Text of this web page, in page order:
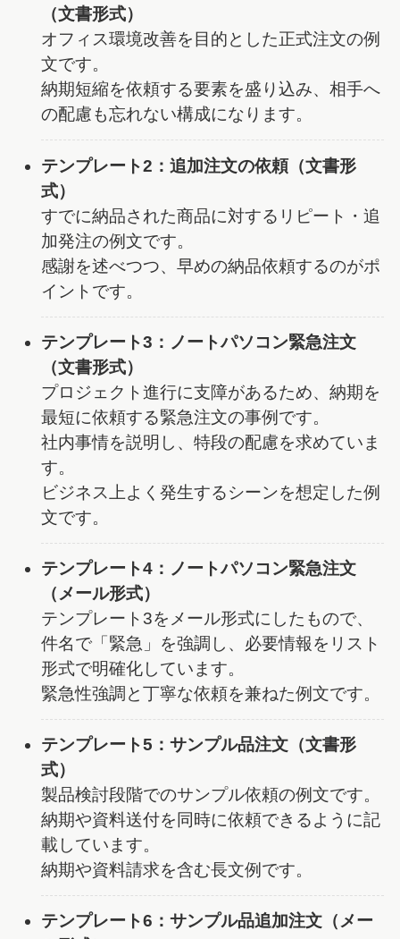
（文書形式）
オフィス環境改善を目的とした正式注文の例
文です。
納期短縮を依頼する要素を盛り込み、相手へ
の配慮も忘れない構成になります。
テンプレート2：追加注文の依頼（文書形
式）
すでに納品された商品に対するリピート・追
加発注の例文です。
感謝を述べつつ、早めの納品依頼するのがポ
イントです。
テンプレート3：ノートパソコン緊急注文
（文書形式）
プロジェクト進行に支障があるため、納期を
最短に依頼する緊急注文の事例です。
社内事情を説明し、特段の配慮を求めていま
す。
ビジネス上よく発生するシーンを想定した例
文です。
テンプレート4：ノートパソコン緊急注文
（メール形式）
テンプレート3をメール形式にしたもので、
件名で「緊急」を強調し、必要情報をリスト
形式で明確化しています。
緊急性強調と丁寧な依頼を兼ねた例文です。
テンプレート5：サンプル品注文（文書形
式）
製品検討段階でのサンプル依頼の例文です。
納期や資料送付を同時に依頼できるように記
載しています。
納期や資料請求を含む長文例です。
テンプレート6：サンプル品追加注文（メー